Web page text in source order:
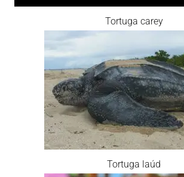
Tortuga carey
Tortuga laúd